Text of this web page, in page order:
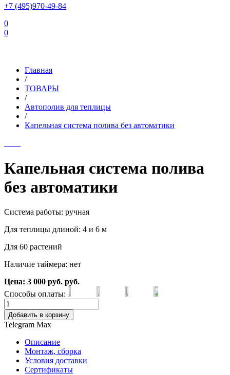
+7 (495)970-49-84
0
0
Главная
/
ТОВАРЫ
/
Автополив для теплицы
/
Капельная система полива без автоматики
Капельная система полива
без автоматики
Система работы: ручная
Для теплицы длиной: 4 и 6 м
Для 60 растений
Наличие таймера: нет
Цена: 3 000 руб. руб.
Способы оплаты:
Добавить в корзину
Telegram Max
Описание
Монтаж, сборка
Условия доставки
Сертификаты